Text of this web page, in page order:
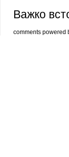
Важко
comments powered